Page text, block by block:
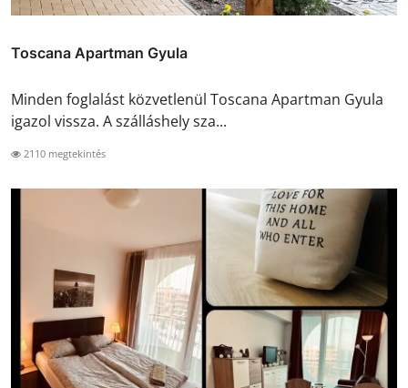
Toscana Apartman Gyula
Minden foglalást közvetlenül Toscana Apartman Gyula
igazol vissza. A szálláshely sza...
2110 megtekintés